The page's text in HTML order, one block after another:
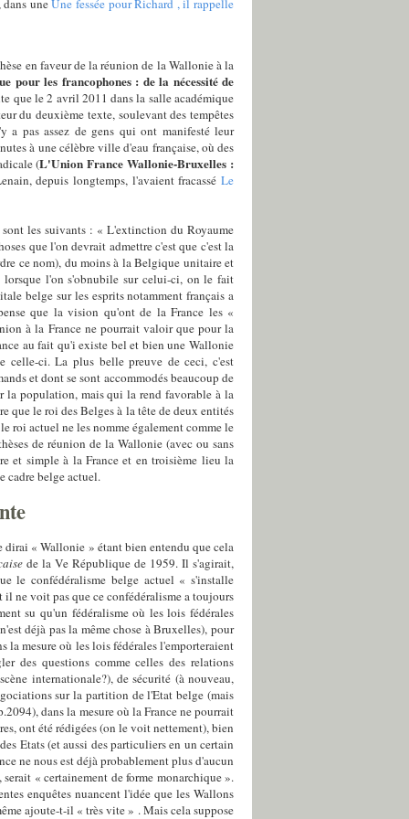
dans uneUne fessée pour Richard , il rappelle
en faveur de la réunion de la Wallonie à la
pour les francophones : de la nécessité de
que le 2 avril 2011 dans la salle académique
du deuxième texte, soulevant des tempêtes
a pas assez de gens qui ont manifesté leur
à une célèbre ville d'eau française, où des
(L'Union France Wallonie-Bruxelles :
depuis longtemps, l'avaient fracassé Le
les suivants : « L'extinction du Royaume
que l'on devrait admettre c'est que c'est la
ce nom), du moins à la Belgique unitaire et
lorsque l'on s'obnubile sur celui-ci, on le fait
belge sur les esprits notamment français a
que la vision qu'ont de la France les «
à la France ne pourrait valoir que pour la
au fait qu'i existe bel et bien une Wallonie
celle-ci. La plus belle preuve de ceci, c'est
et dont se sont accommodés beaucoup de
la population, mais qui la rend favorable à la
que le roi des Belges à la tête de deux entités
roi actuel ne les nomme également comme le
de réunion de la Wallonie (avec ou sans
et simple à la France et en troisième lieu la
cadre belge actuel.
dirai « Wallonie » étant bien entendu que cela
de la Ve République de 1959. Il s'agirait,
le confédéralisme belge actuel « s'installe
ne voit pas que ce confédéralisme a toujours
su qu'un fédéralisme où les lois fédérales
déjà pas la même chose à Bruxelles), pour
la mesure où les lois fédérales l'emporteraient
des questions comme celles des relations
internationale?), de sécurité (à nouveau,
sur la partition de l'Etat belge (mais
dans la mesure où la France ne pourrait
ont été rédigées (on le voit nettement), bien
Etats (et aussi des particuliers en un certain
ne nous est déjà probablement plus d'aucun
« certainement de forme monarchique ».
enquêtes nuancent l'idée que les Wallons
ajoute-t-il « très vite » . Mais cela suppose